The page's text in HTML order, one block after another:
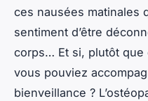
ces nausées matinales
sentiment d’être
corps… Et si, plutôt que
vous pouviez
bienveillance ?